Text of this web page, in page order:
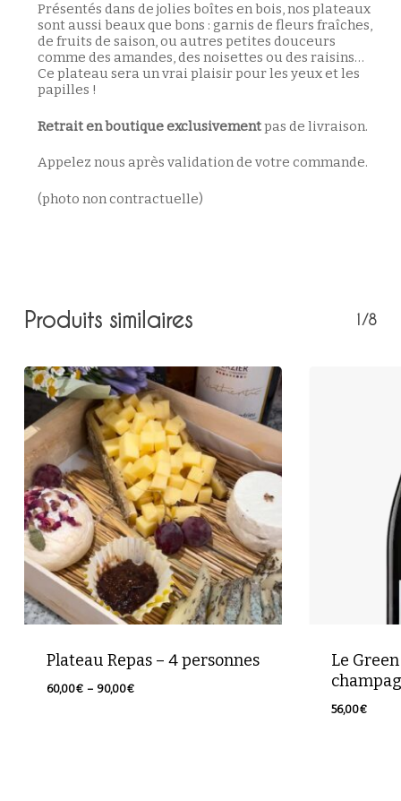
Votre panier est vide.
Présentés dans de jolies boîtes en bois, nos plateaux
sont aussi beaux que bons : garnis de fleurs fraîches,
de fruits de saison, ou autres petites douceurs
comme des amandes, des noisettes ou des raisins…
Ce plateau sera un vrai plaisir pour les yeux et les
papilles !
Retrait en boutique exclusivementpas de livraison.
Appelez nous après validation de votre commande.
(photo non contractuelle)
Produits similaires 1/8
Plateau Repas – 4 personnes
60,00€ – 90,00€Plage
Le
56,00€